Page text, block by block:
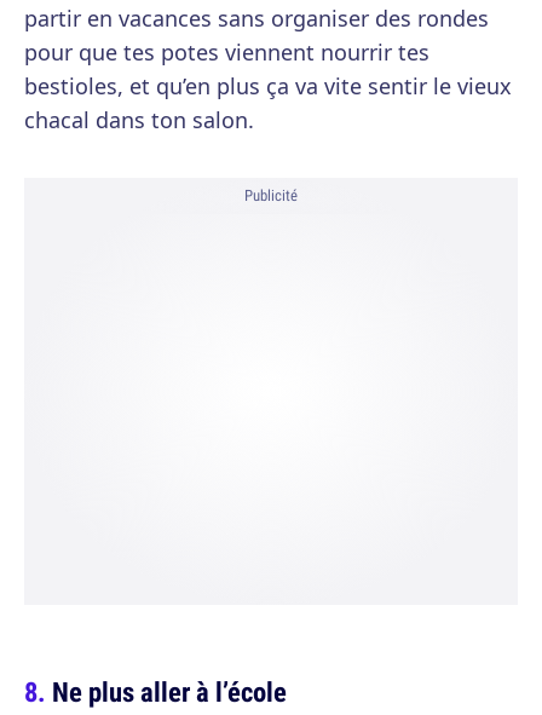
partir en vacances sans organiser des rondes
pour que tes potes viennent nourrir tes
bestioles, et qu’en plus ça va vite sentir le vieux
chacal dans ton salon.
Publicité
Ne plus aller à l’école